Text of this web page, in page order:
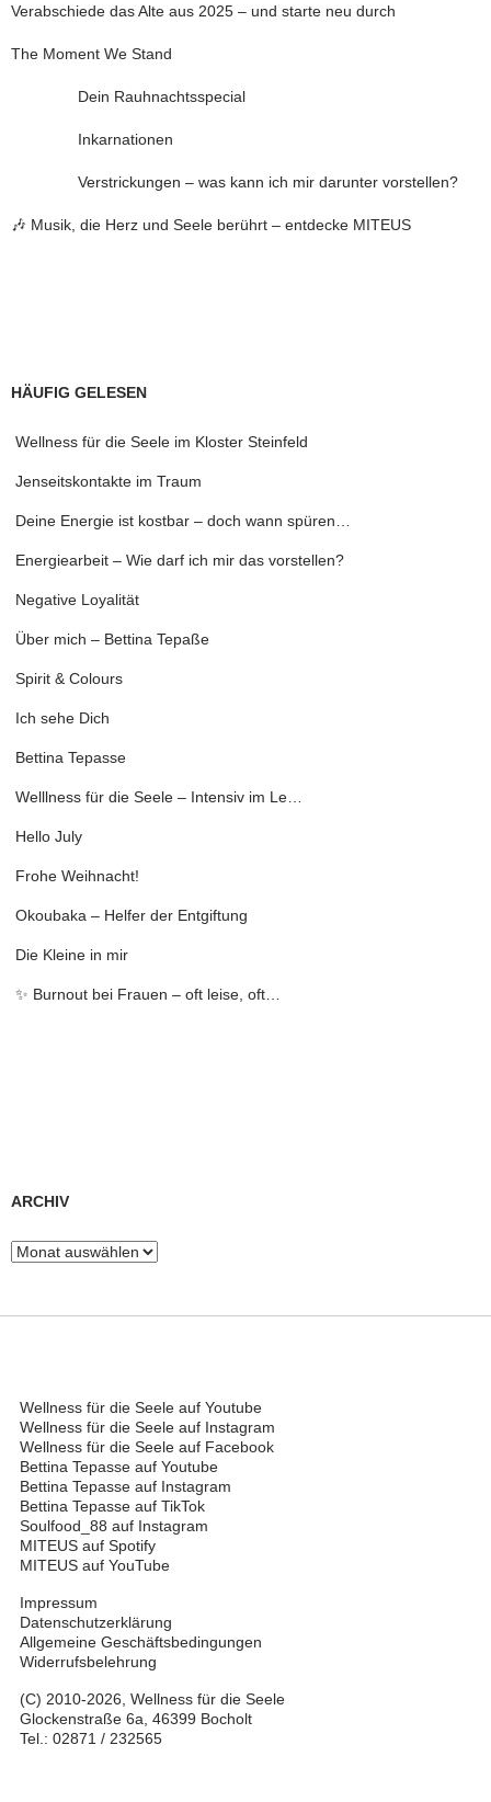
Verabschiede das Alte aus 2025 – und starte neu durch
The Moment We Stand
Dein Rauhnachtsspecial
Inkarnationen
Verstrickungen – was kann ich mir darunter vorstellen?
🎶 Musik, die Herz und Seele berührt – entdecke MITEUS
HÄUFIG GELESEN
Wellness für die Seele im Kloster Steinfeld
Jenseitskontakte im Traum
Deine Energie ist kostbar – doch wann spüren…
Energiearbeit – Wie darf ich mir das vorstellen?
Negative Loyalität
Über mich – Bettina Tepaße
Spirit & Colours
Ich sehe Dich
Bettina Tepasse
Welllness für die Seele – Intensiv im Le…
Hello July
Frohe Weihnacht!
Okoubaka – Helfer der Entgiftung
Die Kleine in mir
✨ Burnout bei Frauen – oft leise, oft…
ARCHIV
Archiv
Wellness für die Seele auf Youtube
Wellness für die Seele auf Instagram
Wellness für die Seele auf Facebook
Bettina Tepasse auf Youtube
Bettina Tepasse auf Instagram
Bettina Tepasse auf TikTok
Soulfood_88 auf Instagram
MITEUS auf Spotify
MITEUS auf YouTube
Impressum
Datenschutzerklärung
Allgemeine Geschäftsbedingungen
Widerrufsbelehrung
(C) 2010-2026, Wellness für die Seele
Glockenstraße 6a, 46399 Bocholt
Tel.: 02871 / 232565